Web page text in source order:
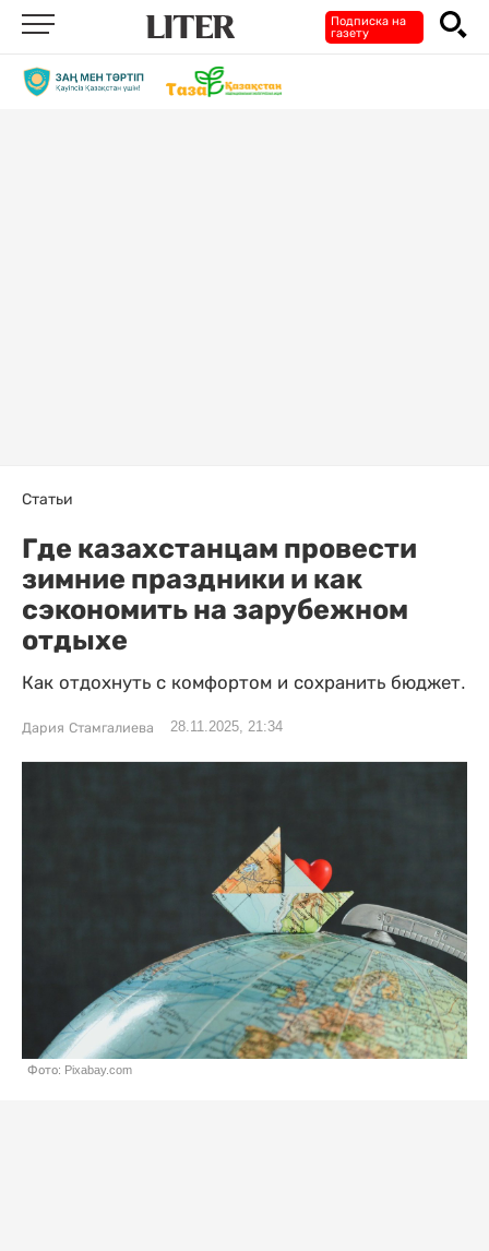
Подписка на
газету
Статьи
Где казахстанцам провести
зимние праздники и как
сэкономить на зарубежном
отдыхе
Как отдохнуть с комфортом и сохранить бюджет.
Дария Стамгалиева 28.11.2025, 21:34
Фото: Pixabay.com